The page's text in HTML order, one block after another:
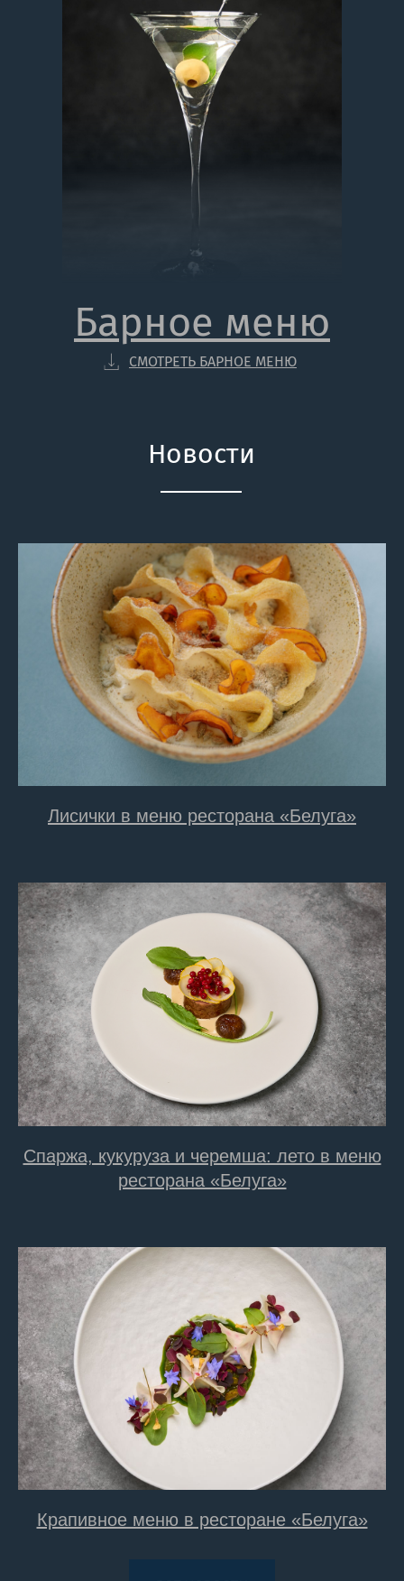
СМОТРЕТЬ БАРНОЕ МЕНЮ
Барное меню
Новости
Лисички в меню ресторана «Белуга»
Спаржа, кукуруза и черемша: лето в меню
ресторана «Белуга»
Крапивное меню в ресторане «Белуга»